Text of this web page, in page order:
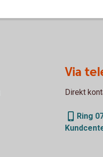
Via
Direkt
Ring